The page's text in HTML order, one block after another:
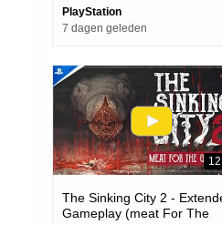
PlayStation
7 dagen geleden
The Sinking City 2 -
Gameplay (meat For The